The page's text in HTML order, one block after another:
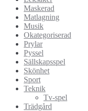
Maskerad
Matlagning
Musik
Okategoriserad
Prylar
Pyssel
Sällskapsspel
Skönhet
Sport
Teknik
Tv-spel
Trädgård